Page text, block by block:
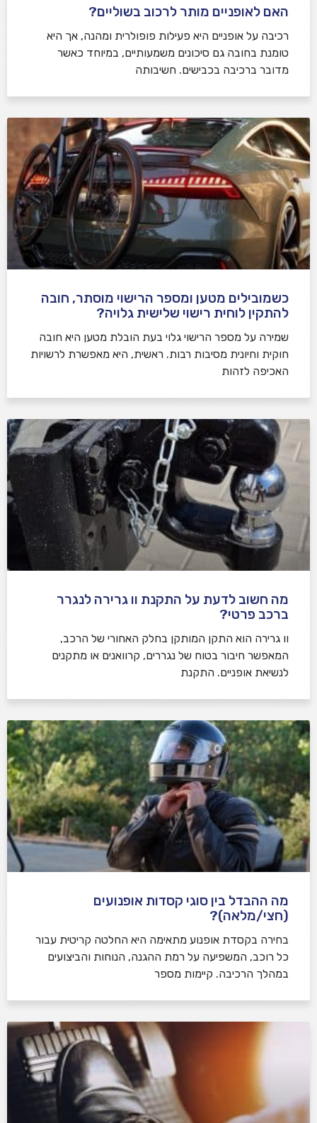
האם לאופניים מותר לרכוב בשוליים?
רכיבה על אופניים היא פעילות פופולרית ומהנה, אך היא
טומנת בחובה גם סיכונים משמעותיים, במיוחד כאשר
מדובר ברכיבה בכבישים. חשיבותה
כשמובילים מטען ומספר הרישוי מוסתר, חובה
להתקין לוחית רישוי שלישית גלויה?
שמירה על מספר הרישוי גלוי בעת הובלת מטען היא חובה
חוקית וחיונית מסיבות רבות. ראשית, היא מאפשרת לרשויות
האכיפה לזהות
מה חשוב לדעת על התקנת וו גרירה לנגרר
ברכב פרטי?
וו גרירה הוא התקן המותקן בחלק האחורי של הרכב,
המאפשר חיבור בטוח של נגררים, קרוואנים או מתקנים
לנשיאת אופניים. התקנת
מה ההבדל בין סוגי קסדות אופנועים
(חצי/מלאה)?
בחירה בקסדת אופנוע מתאימה היא החלטה קריטית עבור
כל רוכב, המשפיעה על רמת ההגנה, הנוחות והביצועים
במהלך הרכיבה. קיימות מספר